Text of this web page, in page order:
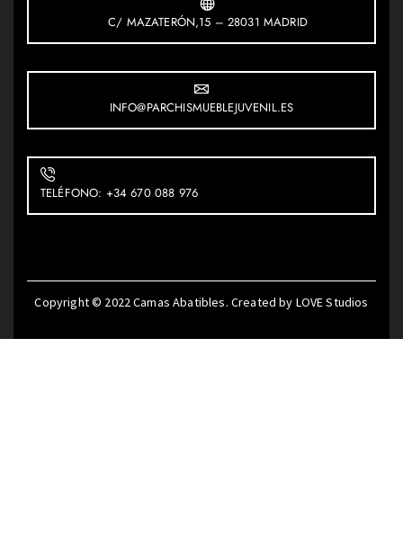
C/ MAZATERÓN,15 – 28031 MADRID
INFO@PARCHISMUEBLEJUVENIL.ES
TELÉFONO: +34 670 088 976
Copyright © 2022Camas Abatibles. Created by LOVE Studios